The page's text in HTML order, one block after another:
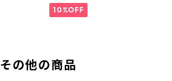
10%OFF
その他の商品